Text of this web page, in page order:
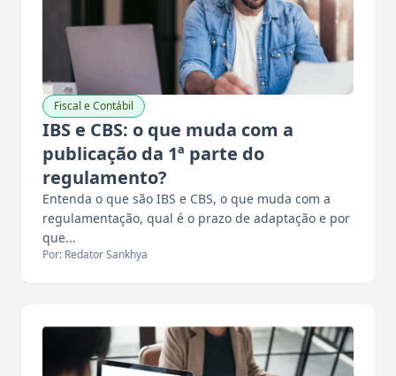
Fiscal e Contábil
IBS e CBS: o que muda com a
publicação da 1ª parte do
regulamento?
Entenda o que são IBS e CBS, o que muda com a
regulamentação, qual é o prazo de adaptação e por
que...
Por: Redator Sankhya